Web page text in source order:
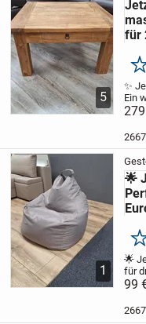
5
für
✨
Ein
Stil
1
🌟
🌟
für
99